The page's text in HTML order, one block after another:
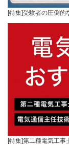
[特集]受験者の圧倒
[特集]第二種電気工